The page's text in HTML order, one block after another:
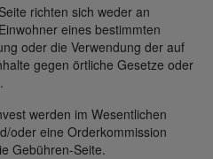
richten sich weder an
eines bestimmten
oder die Verwendung der auf
gegen örtliche Gesetze oder
werden im Wesentlichen
oder eine Orderkommission
Gebühren-Seite.